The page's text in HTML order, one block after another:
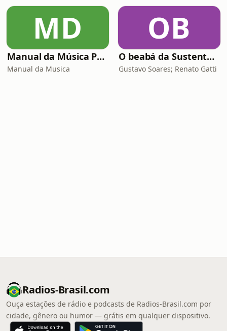
MD
Manual da Música Podcast
Manual da Musica
OB
O beabá da Sustentabilidade
Gustavo Soares; Renato Gatti
Radios-Brasil.com
Ouça estações de rádio e podcasts de Radios-Brasil.com por
cidade, gênero ou humor — grátis em qualquer dispositivo.